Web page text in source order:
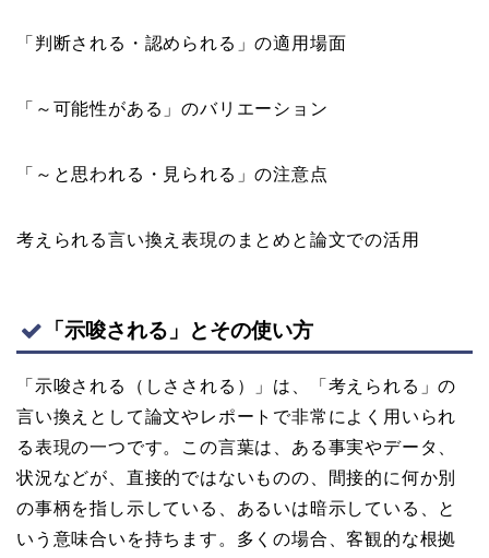
「判断される・認められる」の適用場面
「～可能性がある」のバリエーション
「～と思われる・見られる」の注意点
考えられる言い換え表現のまとめと論文での活用
「示唆される」とその使い方
「示唆される（しさされる）」は、「考えられる」の
言い換えとして論文やレポートで非常によく用いられ
る表現の一つです。この言葉は、ある事実やデータ、
状況などが、直接的ではないものの、間接的に何か別
の事柄を指し示している、あるいは暗示している、と
いう意味合いを持ちます。多くの場合、客観的な根拠